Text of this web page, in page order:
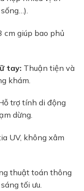
cm giúp bao phủ
tay: Thuận tiện và
khám.
trợ tính di động
dừng.
UV, không xâm
thuật toán thông
tối ưu.